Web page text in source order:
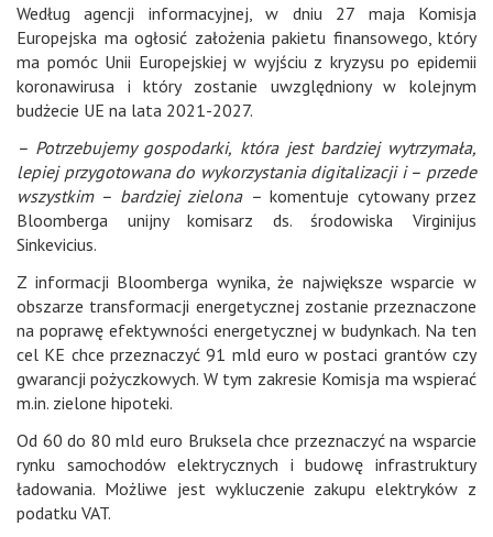
Według agencji informacyjnej, w dniu 27 maja Komisja
Europejska ma ogłosić założenia pakietu finansowego, który
ma pomóc Unii Europejskiej w wyjściu z kryzysu po epidemii
koronawirusa i który zostanie uwzględniony w kolejnym
budżecie UE na lata 2021-2027.
– Potrzebujemy gospodarki, która jest bardziej wytrzymała,
lepiej przygotowana do wykorzystania digitalizacji i – przede
wszystkim – bardziej zielona – komentuje cytowany przez
Bloomberga unijny komisarz ds. środowiska Virginijus
Sinkevicius.
Z informacji Bloomberga wynika, że największe wsparcie w
obszarze transformacji energetycznej zostanie przeznaczone
na poprawę efektywności energetycznej w budynkach. Na ten
cel KE chce przeznaczyć 91 mld euro w postaci grantów czy
gwarancji pożyczkowych. W tym zakresie Komisja ma wspierać
m.in. zielone hipoteki.
Od 60 do 80 mld euro Bruksela chce przeznaczyć na wsparcie
rynku samochodów elektrycznych i budowę infrastruktury
ładowania. Możliwe jest wykluczenie zakupu elektryków z
podatku VAT.